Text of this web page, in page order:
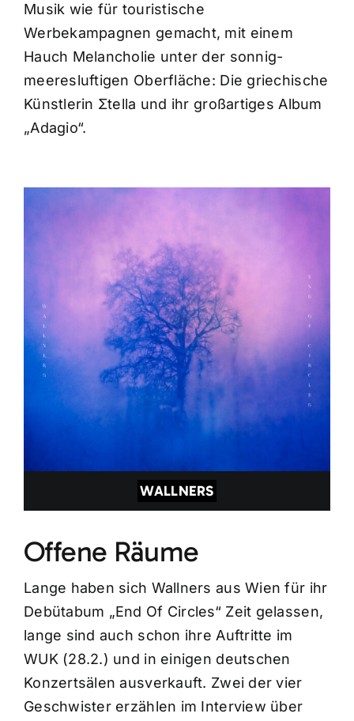
Musik wie für touristische
Werbekampagnen gemacht, mit einem
Hauch Melancholie unter der sonnig-
meeresluftigen Oberfläche: Die griechische
Künstlerin Σtella und ihr großartiges Album
„Adagio“.
WALLNERS
Offene Räume
Lange haben sich Wallners aus Wien für ihr
Debütabum „End Of Circles“ Zeit gelassen,
lange sind auch schon ihre Auftritte im
WUK (28.2.) und in einigen deutschen
Konzertsälen ausverkauft. Zwei der vier
Geschwister erzählen im Interview über